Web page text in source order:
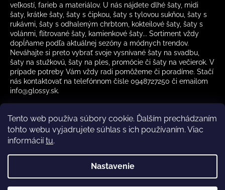
Tento web používa súbory cookie. Ďalším prechádzaním
tohto webu vyjadrujete súhlas s ich používaním. Viac
informáciítu.
Nastavenie
veľkostí, farieb a materiálov. U nás nájdete dlhé šaty, midi
šaty, krátke šaty, šaty s čipkou, šaty s tylovou sukňou, šaty s
rukávmi, šaty s odhaleným chrbtom, kokteilové šaty, šaty s
volánmi, flitrované šaty, kamienkové šaty... Sortiment vždy
dopĺňame podľa aktuálnej sezóny a módnych trendov.
Neváhajte si preto vybrať svoje vysnívané šaty na svadbu,
šaty na stužkovú, šaty na ples, promócie či šaty na večierok. V
prípade potreby Vám vždy radi pomôžeme či poradíme. Stačí
nás kontaktovať na telefónnom čísle 0948727250 či emailom
info@glossy.sk.
Kamenná predajňa otváracia doba CZ